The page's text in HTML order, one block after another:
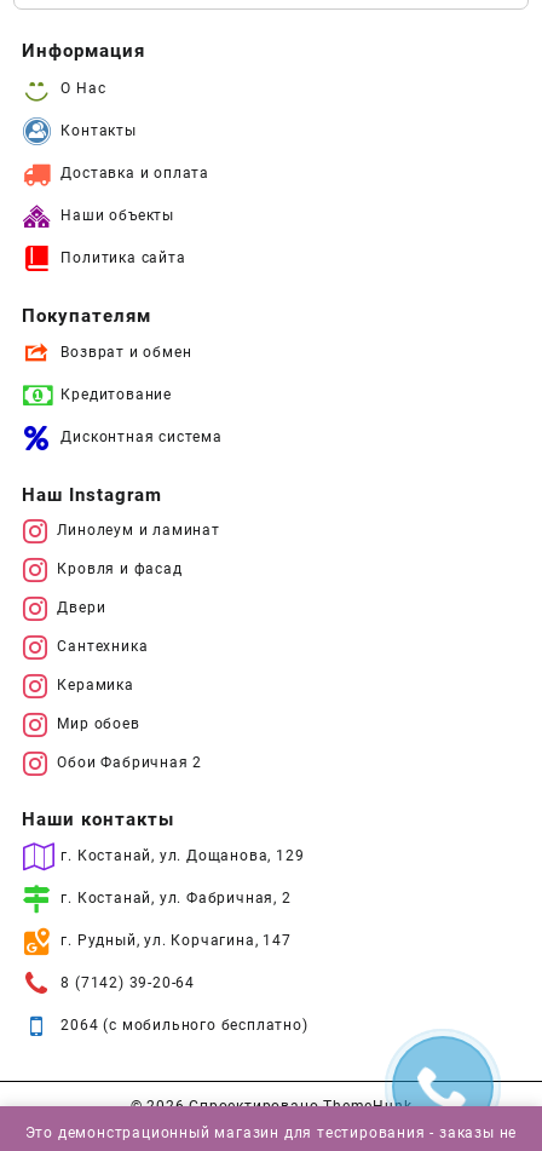
Информация
О Нас
Контакты
Доставка и оплата
Наши объекты
Политика сайта
Покупателям
Возврат и обмен
Кредитование
Дисконтная система
Наш Instagram
Линолеум и ламинат
Кровля и фасад
Двери
Сантехника
Керамика
Мир обоев
Обои Фабричная 2
Наши контакты
г. Костанай, ул. Дощанова, 129
г. Костанай, ул. Фабричная, 2
г. Рудный, ул. Корчагина, 147
8 (7142) 39-20-64
2064 (с мобильного бесплатно)
© 2026Спроектировано ThemeHunk
Это демонстрационный магазин для тестирования - заказы не